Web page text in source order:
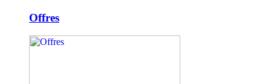
Offres